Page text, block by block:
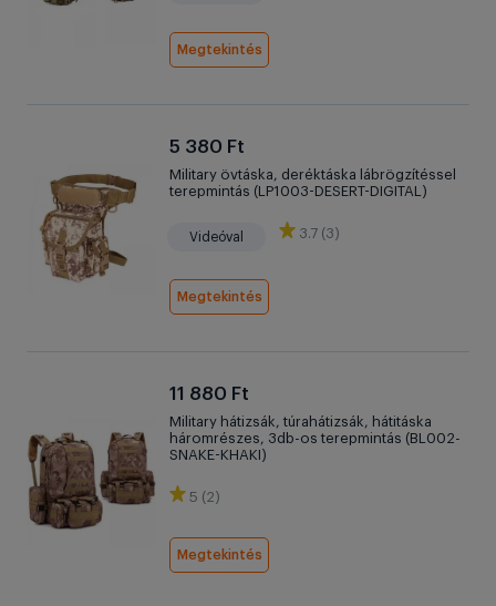
Megtekintés
5 380 Ft
Military övtáska, deréktáska lábrögzítéssel
terepmintás (LP1003-DESERT-DIGITAL)
Videóval 3.7 (3)
Megtekintés
11 880 Ft
Military hátizsák, túrahátizsák, hátitáska
háromrészes, 3db-os terepmintás (BL002-
SNAKE-KHAKI)
5 (2)
Megtekintés